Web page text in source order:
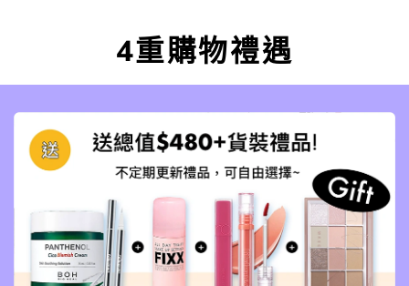
4重購物禮遇